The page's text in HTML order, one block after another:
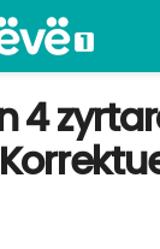
4